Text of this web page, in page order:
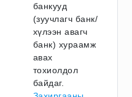
банкууд
(зуучлагч банк/
хүлээн авагч
банк) хураамж
авах
тохиолдол
байдаг.